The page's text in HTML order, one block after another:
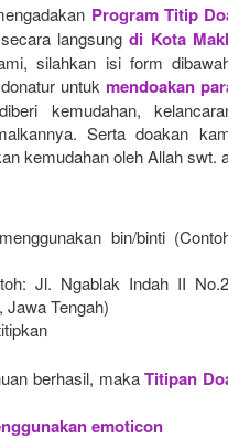
Program Titip
langsung di Kota
silahkan isi form
untuk mendoakan
kemudahan,
Serta doakan
kemudahan oleh Allah swt.
bin/binti
Jl. Ngablak Indah II
Jawa Tengah)
berhasil, maka Titipan
emoticon